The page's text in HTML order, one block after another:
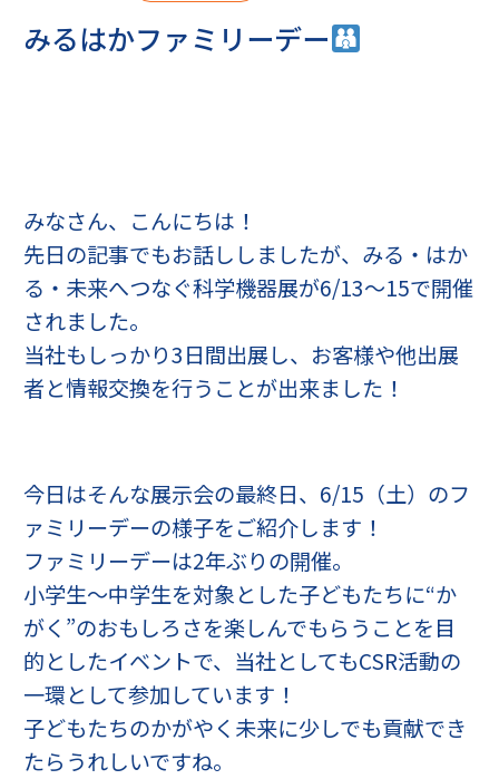
みるはかファミリーデー
みなさん、こんにちは！
先日の記事でもお話ししましたが、みる・はか
る・未来へつなぐ科学機器展が6/13～15で開催
されました。
当社もしっかり3日間出展し、お客様や他出展
者と情報交換を行うことが出来ました！
今日はそんな展示会の最終日、6/15（土）のフ
ァミリーデーの様子をご紹介します！
ファミリーデーは2年ぶりの開催。
小学生～中学生を対象とした子どもたちに“か
がく”のおもしろさを楽しんでもらうことを目
的としたイベントで、当社としてもCSR活動の
一環として参加しています！
子どもたちのかがやく未来に少しでも貢献でき
たらうれしいですね。